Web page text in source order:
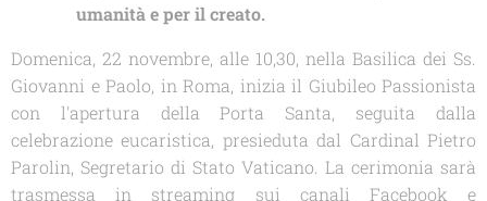
umanità e per il creato.
Domenica, 22 novembre, alle 10,30, nella Basilica dei Ss.
Giovanni e Paolo, in Roma, inizia il Giubileo Passionista
con l'apertura della Porta Santa, seguita dalla
celebrazione eucaristica, presieduta dal Cardinal Pietro
Parolin, Segretario di Stato Vaticano. La cerimonia sarà
trasmessa in streaming sui canali Facebook e